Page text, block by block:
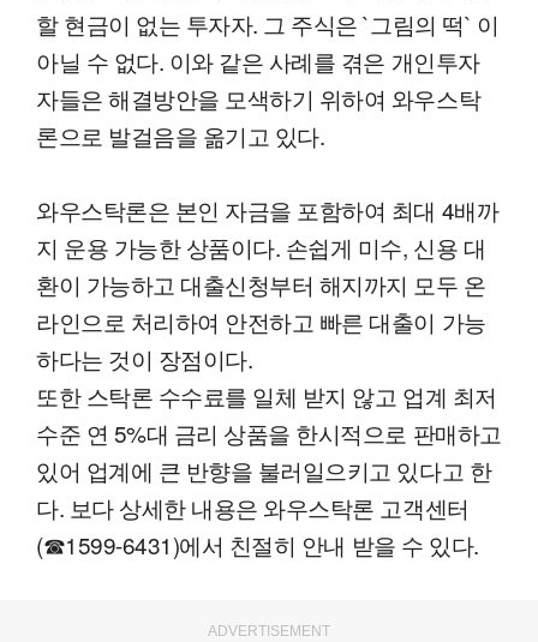
할 현금이 없는 투자자. 그 주식은 `그림의 떡` 이
아닐 수 없다. 이와 같은 사례를 겪은 개인투자
자들은 해결방안을 모색하기 위하여 와우스탁
론으로 발걸음을 옮기고 있다.
와우스탁론은 본인 자금을 포함하여 최대 4배까
지 운용 가능한 상품이다. 손쉽게 미수, 신용 대
환이 가능하고 대출신청부터 해지까지 모두 온
라인으로 처리하여 안전하고 빠른 대출이 가능
하다는 것이 장점이다.
또한 스탁론 수수료를 일체 받지 않고 업계 최저
수준 연 5%대 금리 상품을 한시적으로 판매하고
있어 업계에 큰 반향을 불러일으키고 있다고 한
다. 보다 상세한 내용은 와우스탁론 고객센터
(☎1599-6431)에서 친절히 안내 받을 수 있다.
ADVERTISEMENT